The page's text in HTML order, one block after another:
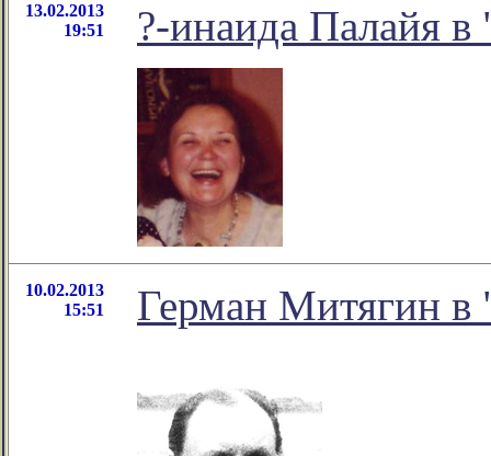
13.02.2013
19:51
?-инаида Палайя в
10.02.2013
15:51
Герман Митягин в